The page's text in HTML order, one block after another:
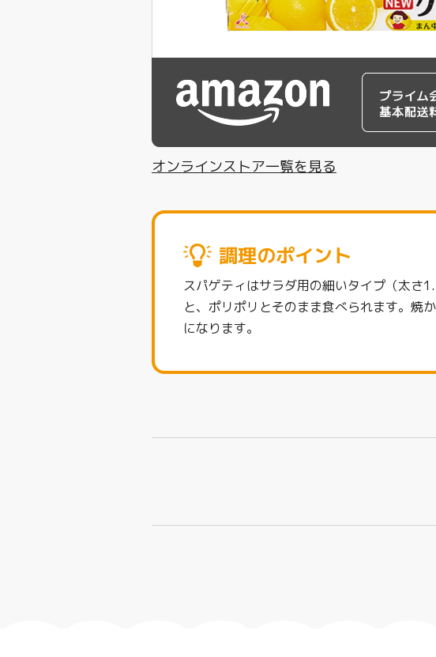
オンラインストア一覧を見る
調理のポイント
スパゲティはサラダ用の細いタイプ（太さ
と、ポリポリとそのまま食べられます。焼
になります。